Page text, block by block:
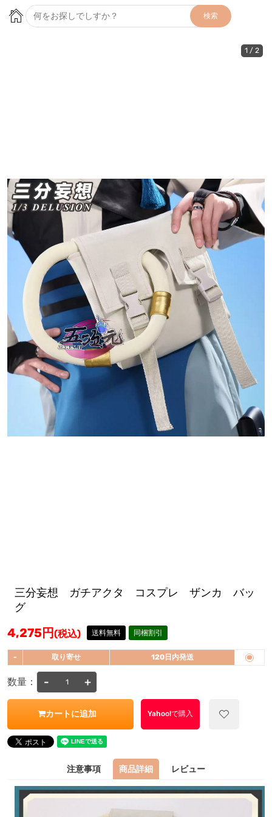
検索
1 / 2
三分妄想 ガチアクタ コスプレ ザンカ バッ
グ
4,275円(税込) 送料無料 同梱割引
- 取り寄せ 120日内発送
数量： - +
カートに追加 Yahoo!で購入
注意事項 商品詳細 レビュー